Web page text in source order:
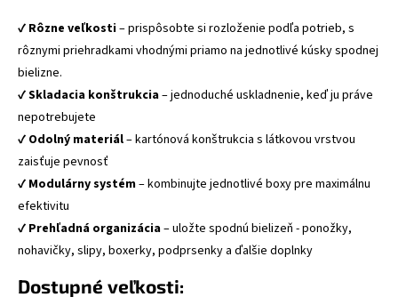
✔️ Rôzne veľkosti– prispôsobte si rozloženie podľa potrieb, s
rôznymi priehradkami vhodnými priamo na jednotlivé kúsky spodnej
bielizne.
✔️Skladacia konštrukcia– jednoduché uskladnenie, keď ju práve
nepotrebujete
✔️ Odolný materiál– kartónová konštrukcia s látkovou vrstvou
zaisťuje pevnosť
✔️ Modulárny systém– kombinujte jednotlivé boxy pre maximálnu
efektivitu
✔️ Prehľadná organizácia– uložte spodnú bielizeň - ponožky,
nohavičky, slipy, boxerky, podprsenky a ďalšie doplnky
Dostupné veľkosti: